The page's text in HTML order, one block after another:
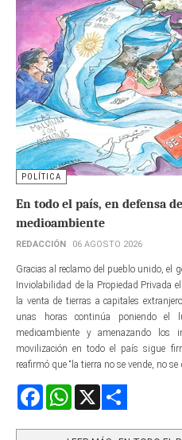
POLÍTICA
En todo el país, en defensa
medioambiente
REDACCIÓN 06 AGOSTO 2026
Gracias al reclamo del pueblo unido, el
Inviolabilidad de la Propiedad Privada
la venta de tierras a capitales
unas horas continúa poniendo el
medioambiente y amenazando los
movilización en todo el país sigue
reafirmó que “la tierra no se vende, no se
FacebookWhatsApp